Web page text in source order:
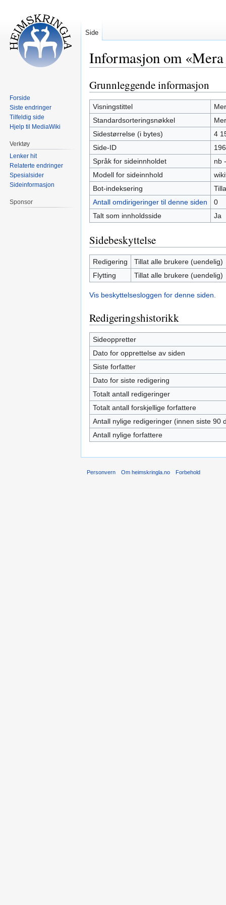
Informasjon om «Mera
Hopp
til
navigering
Hopp
til
søk
Grunnleggende informasjon
Visningstittel
Standardsorteringsnøkkel
Sidestørrelse (i bytes)
4
Side-ID
Språk for sideinnholdet
nb
Modell for sideinnhold
Bot-indeksering
Antall omdirigeringer til denne siden
0
Talt som innholdsside
Ja
Sidebeskyttelse
Redigering
Tillat alle brukere (uendelig)
Flytting
Tillat alle brukere (uendelig)
Vis beskyttelsesloggen for denne siden.
Redigeringshistorikk
Sideoppretter
Dato for opprettelse av siden
Siste forfatter
Dato for siste redigering
Totalt antall redigeringer
Totalt antall forskjellige forfattere
Antall nylige redigeringer (innen siste 90
Antall nylige forfattere
Side
Forside
Siste endringer
Tilfeldig side
Hjelp til MediaWiki
Verktøy
Lenker hit
Relaterte endringer
Spesialsider
Sideinformasjon
Sponsor
Personvern Om heimskringla.no Forbehold